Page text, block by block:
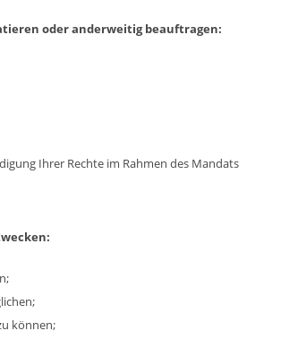
oder anderweitig beauftragen:
Ihrer Rechte im Rahmen des Mandats
können;